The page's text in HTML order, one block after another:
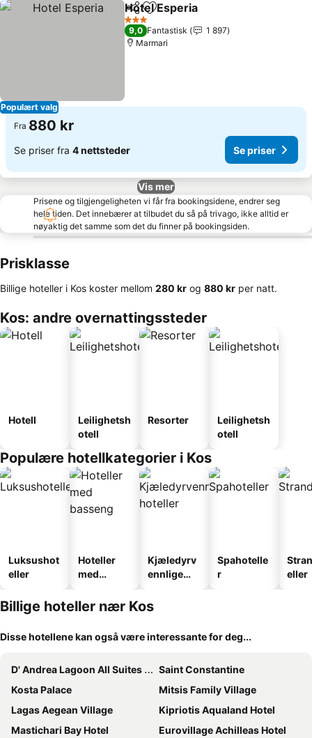
Populært valg
Del Legg til i favoritter
Hotel Esperia
3 Stjerner
9,0 Fantastisk
1 897
Marmari
Fra 880 kr
Se priser fra 4 nettsteder Se priser
Vis mer
Prisene og tilgjengeligheten vi får fra bookingsidene, endrer seg
hele tiden. Det innebærer at tilbudet du så på trivago, ikke alltid er
nøyaktig det samme som det du finner på bookingsiden.
Prisklasse
Billige hoteller i Kos koster mellom ‎280 kr og ‎880 kr per natt.
Kos: andre overnattingssteder
Hotell
Leilighetsh
otell
Resorter
Leilighetsh
otell
Populære hotellkategorier i Kos
Luksushot
eller
Hoteller
med
Kjæledyrv
ennlige
Spahotelle
r
eller
Billige hoteller nær Kos
Disse hotellene kan også være interessante for deg...
D' Andrea Lagoon All Suites - Adults Only
Saint Constantine
Kosta Palace
Mitsis Family Village
Lagas Aegean Village
Kipriotis Aqualand Hotel
Mastichari Bay Hotel
Eurovillage Achilleas Hotel